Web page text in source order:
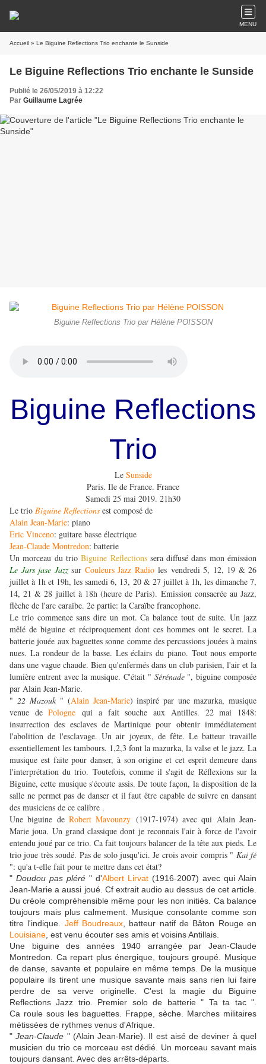
MENU
Accueil » Le Biguine Reflections Trio enchante le Sunside
Le Biguine Reflections Trio enchante le Sunside
Publié le 26/05/2019 à 12:22
Par Guillaume Lagrée
Biguine Reflections Trio par Hélène POISSON
Biguine Reflections
Trio
Le Sunside
Paris. Ile de France. France
Samedi 25 mai 2019. 21h30
Le trio Biguine Reflections est composé de
Alain Jean-Marie: piano
Eric Vinceno: guitare basse électrique
Jean-Claude Montredon: batterie
Un morceau du trioBiguine Reflections sera diffusé dans mon émission
Le Jars jase Jazzsur Couleurs Jazz Radio les vendredi 5, 12, 19 & 26
juillet à 1h et 19h, les samedi 6, 13, 20 & 27 juillet à 1h, les dimanche 7,
14, 21 & 28 juillet à 18h (heure de Paris). Emission consacrée au Jazz,
flèche de l'arc caraïbe. 2e partie: la Caraïbe francophone.
Le trio commence sans dire un mot. Ca balance tout de suite. Un jazz
mêlé de biguine et réciproquement dont ces hommes ont le secret. La
batterie jouée aux baguettes sonne comme des percussions jouées à mains
nues. La rondeur de la basse. Les éclairs du piano. Tout nous emporte
dans une vague chaude. Bien qu'enfermés dans un club parisien, l'air et la
lumière entrent avec la musique. C'était " Sérénade", biguine composée
par Alain Jean-Marie.
" 22 Mazouk " (Alain Jean-Marie) inspiré par une mazurka, musique
venue dePologne qui a fait souche aux Antilles. 22 mai 1848:
insurrection des esclaves de Martinique pour obtenir immédiatement
l'abolition de l'esclavage. Un air joyeux, de fête. Le batteur travaille
essentiellement les tambours. 1,2,3 font la mazurka, la valse et le jazz. La
musique est faite pour danser, à son origine et cet esprit demeure dans
l'interprétation du trio. Toutefois, comme il s'agit de Réflexions sur la
Biguine, cette musique s'écoute assis. De toute façon, la disposition de la
salle ne permet pas de danser et il faut être capable de suivre en dansant
des musiciens de ce calibre .
Une biguine de Robert Mavounzy (1917-1974) avec qui Alain Jean-
Marie joua. Un grand classique dont je reconnais l'air à force de l'avoir
entendu joué par ce trio. Ca fait toujours balancer de la tête aux pieds. Le
trio joue très soudé. Pas de solo jusqu'ici. Je crois avoir compris " Kai fé
": qu'a t-elle fait pour te mettre dans cet état?
" Doudou pas pléré " d'Albert Lirvat (1916-2007) avec qui Alain
Jean-Marie a aussi joué. Cf extrait audio au dessus de cet article.
Du créole compréhensible même pour les non initiés. Ca balance
toujours mais plus calmement. Musique consolante comme son
titre l'indique. Jeff Boudreaux , batteur natif de Bâton Rouge en
Louisiane , est venu écouter ses amis et voisins Antillais.
Une biguine des années 1940 arrangée par Jean-Claude
Montredon. Ca repart plus énergique, toujours groupé. Musique
de danse, savante et populaire en même temps. De la musique
populaire ils tirent une musique savante mais sans rien lui faire
perdre de sa verve originelle. C'est la magie du Biguine
Reflections Jazz trio. Premier solo de batterie " Ta ta tac ".
Ca roule sous les baguettes. Frappe, sèche. Marches militaires
métissées de rythmes venus d'Afrique.
"Jean-Claude " (Alain Jean-Marie). Il est aisé de deviner à quel
musicien du trio ce morceau est dédié. Un morceau savant mais
toujours dansant. Avec des arrêts-départs.